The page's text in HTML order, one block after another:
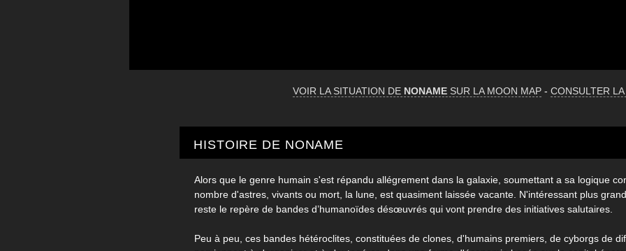
VOIR LA SITUATION DE NONAMESUR LA MOON MAP- CONSULTER
HISTOIRE DE NONAME
Alors que le genre humain s'est répandu allégrement dans la galaxie, soumettant a sa logique
nombre d'astres, vivants ou mort, la lune, est quasiment laissée vacante. N'intéressant plus
reste le repère de bandes d’humanoïdes désœuvrés qui vont prendre des initiatives salutaires.
Peu à peu, ces bandes hétéroclites, constituées de clones, d'humains premiers, de cyborgs de